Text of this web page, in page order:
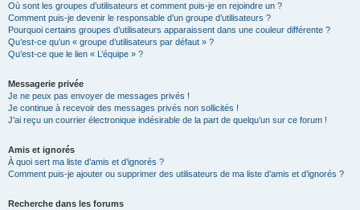
Où sont les groupes d’utilisateurs et comment puis-je en rejoindre un ?
Comment puis-je devenir le responsable d’un groupe d’utilisateurs ?
Pourquoi certains groupes d’utilisateurs apparaissent dans une couleur différente ?
Qu’est-ce qu’un « groupe d’utilisateurs par défaut » ?
Qu’est-ce que le lien « L’équipe » ?
Messagerie privée
Je ne peux pas envoyer de messages privés !
Je continue à recevoir des messages privés non sollicités !
J’ai reçu un courrier électronique indésirable de la part de quelqu’un sur ce forum !
Amis et ignorés
À quoi sert ma liste d’amis et d’ignorés ?
Comment puis-je ajouter ou supprimer des utilisateurs de ma liste d’amis et d’ignorés ?
Recherche dans les forums